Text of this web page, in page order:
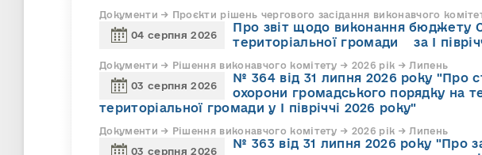
Документи → Проєкти рішень чергового засідання виконавчого
04 серпня 2026
Про звіт щодо виконання бюджету
територіальної громади за І
Документи → Рішення виконавчого комітету → 2026 рік → Липень
03 серпня 2026
№ 364 від 31 липня 2026 року "Про
охорони громадського порядку на
територіальної громади у І півріччі 2026 року"
Документи → Рішення виконавчого комітету → 2026 рік → Липень
03 серпня 2026
№ 363 від 31 липня 2026 року "Про